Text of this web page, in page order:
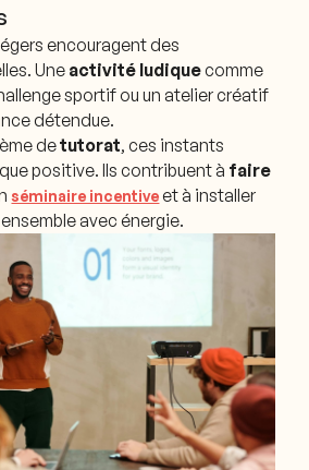
encouragent des
Une activité ludiquecomme
sportif ou un atelier créatif
détendue.
detutorat, ces instants
positive. Ils contribuent à faire
séminaire incentiveet à installer
avec énergie.